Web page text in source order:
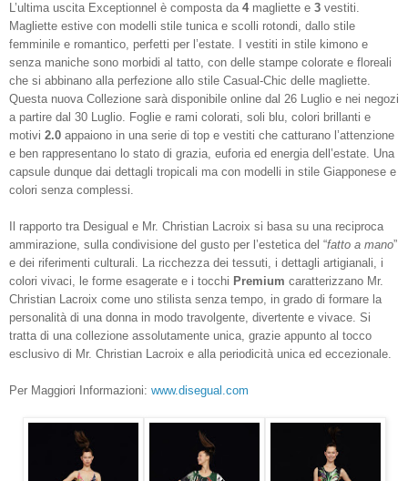
L’ultima uscita Exceptionnel è composta da 4magliette e 3 vestiti.
Magliette estive con modelli stile tunica e scolli rotondi, dallo stile
femminile e romantico, perfetti per l’estate. I vestiti in stile kimono e
senza maniche sono morbidi al tatto, con delle stampe colorate e floreali
che si abbinano alla perfezione allo stile Casual-Chic delle magliette.
Questa nuova Collezione sarà disponibile online dal 26 Luglio e nei negozi
a partire dal 30 Luglio. Foglie e rami colorati, soli blu, colori brillanti e
motivi 2.0 appaiono in una serie di top e vestiti che catturano l’attenzione
e ben rappresentano lo stato di grazia, euforia ed energia dell’estate. Una
capsule dunque dai dettagli tropicali ma con modelli in stile Giapponese e
colori senza complessi.
Il rapporto tra Desigual e Mr. Christian Lacroix si basa su una reciproca
ammirazione, sulla condivisione del gusto per l’estetica del “fatto a mano”
e dei riferimenti culturali. La ricchezza dei tessuti, i dettagli artigianali, i
colori vivaci, le forme esagerate e i tocchi Premium caratterizzano Mr.
Christian Lacroix come uno stilista senza tempo, in grado di formare la
personalità di una donna in modo travolgente, divertente e vivace. Si
tratta di una collezione assolutamente unica, grazie appunto al tocco
esclusivo di Mr. Christian Lacroix e alla periodicità unica ed eccezionale.
Per Maggiori Informazioni: www.disegual.com